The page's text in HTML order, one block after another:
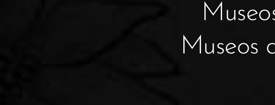
Museos